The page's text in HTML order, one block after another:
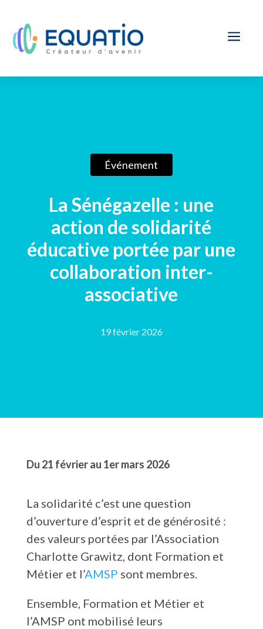
a
Événement
La Sénégazelle : une
action de solidarité
éducative portée par une
collaboration inter-
associative
19 février 2026
Du 21 février au 1er mars 2026
La solidarité c’est une question
d’ouverture d’esprit et de générosité :
des valeurs portées par l’Association
Charlotte Grawitz, dont Formation et
Métier et l’AMSP sont membres.
Ensemble, Formation et Métier et
l’AMSP ont mobilisé leurs